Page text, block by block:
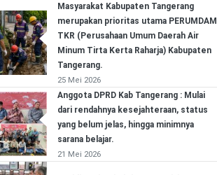
Masyarakat Kabupaten Tangerang
merupakan prioritas utama PERUMDAM
TKR (Perusahaan Umum Daerah Air
Minum Tirta Kerta Raharja) Kabupaten
Tangerang.
25 Mei 2026
Anggota DPRD Kab Tangerang : Mulai
dari rendahnya kesejahteraan, status
yang belum jelas, hingga minimnya
sarana belajar.
21 Mei 2026